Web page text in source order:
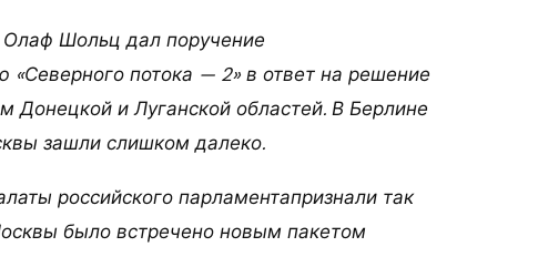
Шольц дал поручение
потока — 2» в ответ на решение
Донецкой и Луганской областей. В Берлине
зашли слишком далеко.
российского парламентапризнали так
было встречено новым пакетом